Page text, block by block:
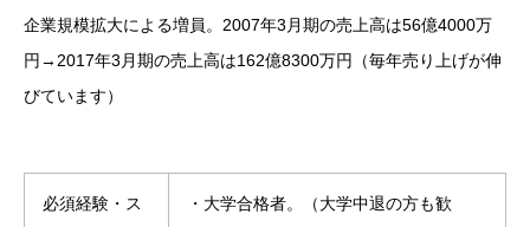
企業規模拡大による増員。2007年3月期の売上高は56億4000万
円→2017年3月期の売上高は162億8300万円（毎年売り上げが伸
びています）
必須経験・ス
・大学合格者。（大学中退の方も歓